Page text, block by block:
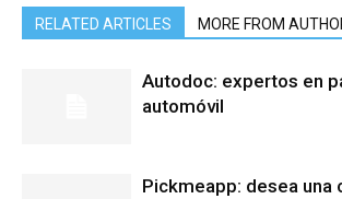
RELATED ARTICLES MORE FROM
Autodoc: expertos en
automóvil
Pickmeapp: desea una